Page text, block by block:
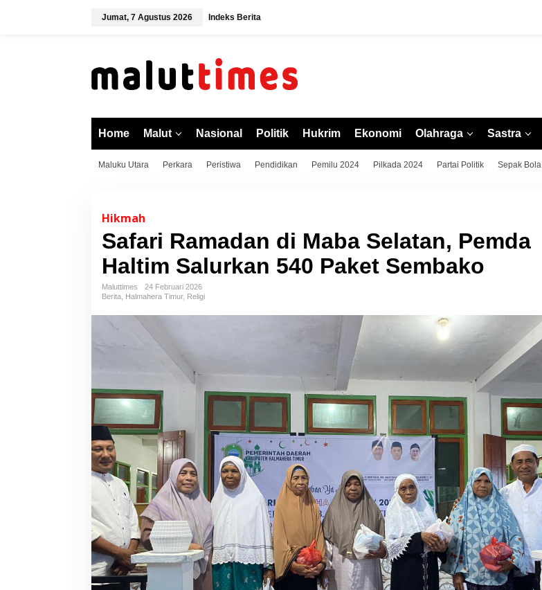
Jumat, 7 Agustus 2026 Indeks Berita
Home Malut Nasional Politik Hukrim Ekonomi Olahraga Sastra
Maluku Utara Perkara Peristiwa Pendidikan Pemilu 2024 Pilkada 2024 Partai Politik Sepak Bola
Hikmah
Safari Ramadan di Maba Selatan, Pemda
Haltim Salurkan 540 Paket Sembako
Maluttimes
24 Februari 2026
Berita Halmahera Timur, Religi